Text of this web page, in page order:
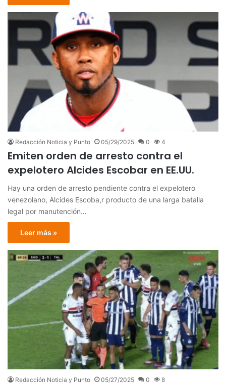
Redacción Noticia y Punto 05/29/2025 0 4
Emiten orden de arresto contra el
expelotero Alcides Escobar en EE.UU.
Hay una orden de arresto pendiente contra el expelotero
venezolano, Alcides Escoba,r producto de una larga batalla
legal por manutención…
Leer más »
Redacción Noticia y Punto 05/27/2025 0 8